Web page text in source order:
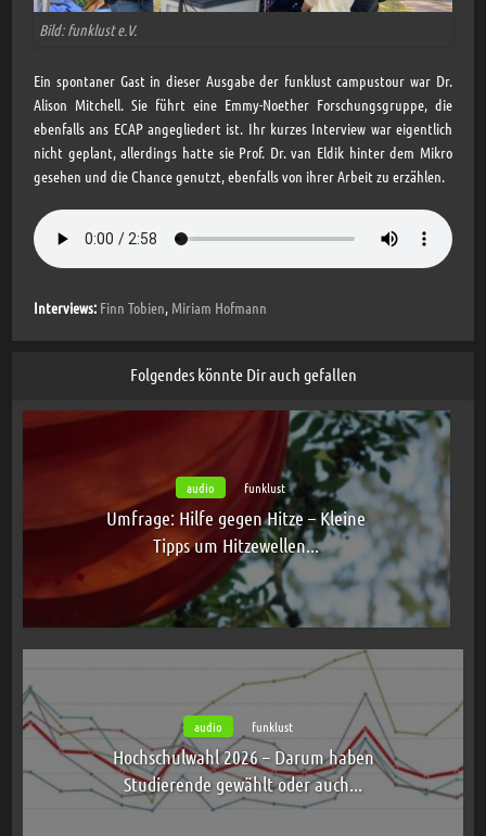
Bild: funklust e.V.
Ein spontaner Gast in dieser Ausgabe der funklust campustour war Dr.
Alison Mitchell. Sie führt eine Emmy-Noether Forschungsgruppe, die
ebenfalls ans ECAP angegliedert ist. Ihr kurzes Interview war eigentlich
nicht geplant, allerdings hatte sie Prof. Dr. van Eldik hinter dem Mikro
gesehen und die Chance genutzt, ebenfalls von ihrer Arbeit zu erzählen.
Interviews: Finn Tobien, Miriam Hofmann
Folgendes könnte Dir auch gefallen
audio funklust
Umfrage: Hilfe gegen Hitze – Kleine
Tipps um Hitzewellen...
audio funklust
Hochschulwahl 2026 – Darum haben
Studierende gewählt oder auch...